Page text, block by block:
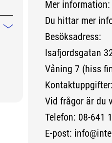
Mindre information
Mer information:
Du hittar mer
Besöksadress:
Isafjordsgatan
Våning 7 (hiss
Kontaktuppgifter:
Vid frågor är du
Telefon: 08-641
E-post: